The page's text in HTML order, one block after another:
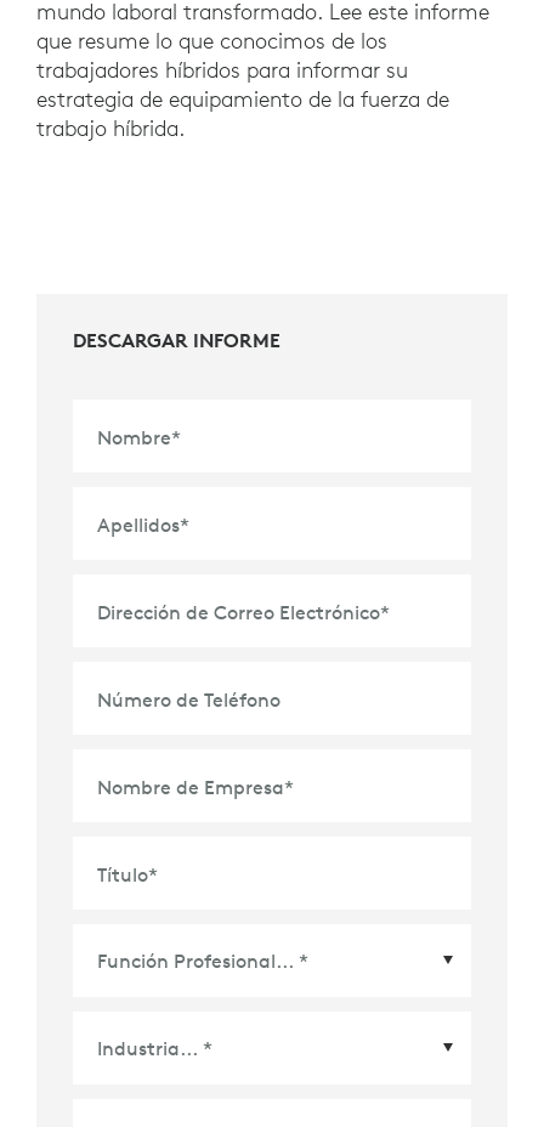
mundo laboral transformado. Lee este informe
que resume lo que conocimos de los
trabajadores híbridos para informar su
estrategia de equipamiento de la fuerza de
trabajo híbrida.
DESCARGAR INFORME
Nombre*
Apellidos*
Dirección de Correo Electrónico*
Número de Teléfono
Nombre de Empresa*
Título*